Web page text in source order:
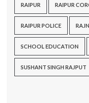
RAIPUR RAIPUR
RAIPUR POLICE
SCHOOL EDUCATION
SUSHANT SINGH RAJPUT